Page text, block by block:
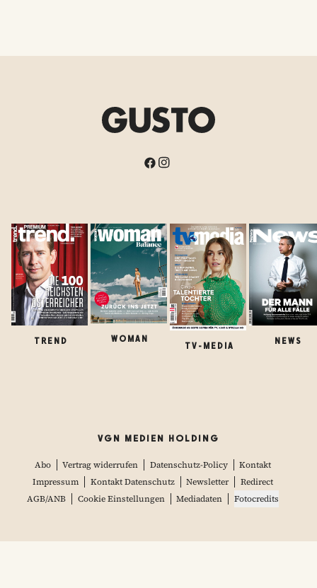
TREND WOMAN
TV-MEDIA
NEWS
VGN MEDIEN HOLDING
Abo Vertrag widerrufen Datenschutz-Policy
Kontakt
Impressum
Kontakt Datenschutz Newsletter
Redirect
AGB/ANB
Cookie Einstellungen Mediadaten Fotocredits